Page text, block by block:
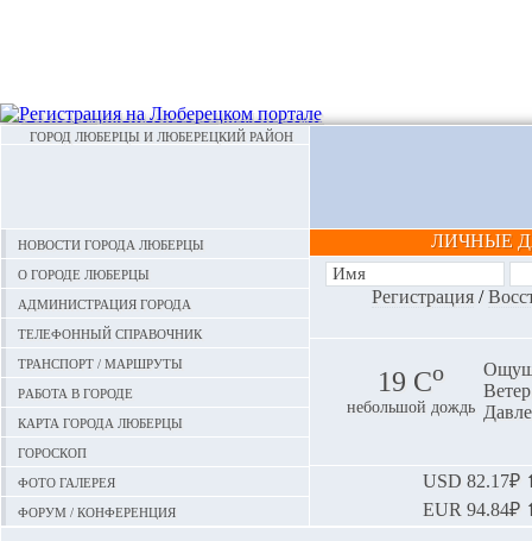
ГОРОД ЛЮБЕРЦЫ И ЛЮБЕРЕЦКИЙ РАЙОН
Новости города Люберцы
О городе Люберцы
Администрация города
Телефонный справочник
Транспорт / маршруты
Работа в городе
Карта города Люберцы
Гороскоп
Фото галерея
Форум / конференция
ЛИЧНЫЕ
Регистрация/
19 Сo
небольшой дождь
USD 82.17₽
EUR 94.84₽